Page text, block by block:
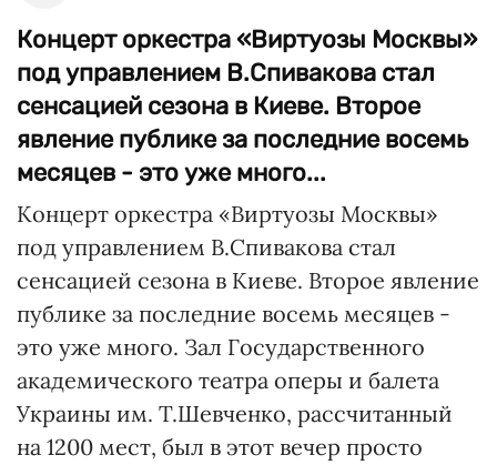
Концерт оркестра «Виртуозы Москвы»
под управлением В.Спивакова стал
сенсацией сезона в Киеве. Второе
явление публике за последние восемь
месяцев - это уже много...
Концерт оркестра «Виртуозы Москвы»
под управлением В.Спивакова стал
сенсацией сезона в Киеве. Второе явление
публике за последние восемь месяцев -
это уже много. Зал Государственного
академического театра оперы и балета
Украины им. Т.Шевченко, рассчитанный
на 1200 мест, был в этот вечер просто